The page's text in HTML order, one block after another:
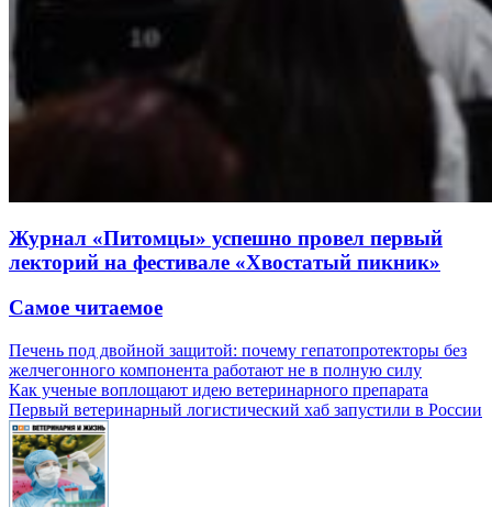
Журнал «Питомцы» успешно провел первый
лекторий на фестивале «Хвостатый пикник»
Самое читаемое
Печень под двойной защитой: почему гепатопротекторы без
желчегонного компонента работают не в полную силу
Как ученые воплощают идею ветеринарного препарата
Первый ветеринарный логистический хаб запустили в России